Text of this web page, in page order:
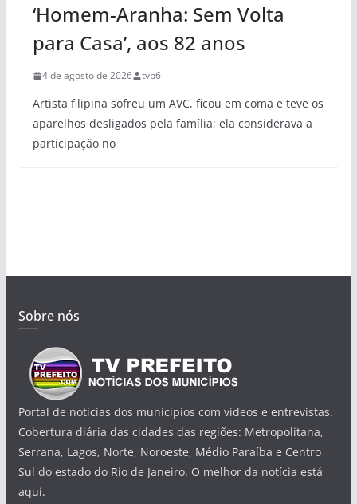
‘Homem-Aranha: Sem Volta
para Casa’, aos 82 anos
4 de agosto de 2026 tvp6
Artista filipina sofreu um AVC, ficou em coma e teve os
aparelhos desligados pela família; ela considerava a
participação no
Sobre nós
Portal de notícias dos municípios com videos e entrevistas.
Cobertura diária das cidades das regiões: Metropolitana,
Serrana, Lagos, Norte, Noroeste, Médio Paraíba e Centro
Sul do estado do Rio de Janeiro. O melhor da notícia está
aqui.